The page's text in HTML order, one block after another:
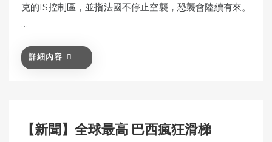
克的IS控制區，並指法國不停止空襲，恐襲會陸續有來。
…
詳細內容
【新聞】全球最高 巴西瘋狂滑梯